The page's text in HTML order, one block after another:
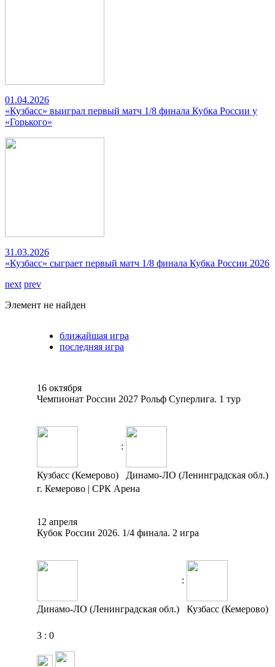
01.04.2026
«Кузбасс» выиграл первый матч 1/8 финала Кубка России у
«Горького»
31.03.2026
«Кузбасс» сыграет первый матч 1/8 финала Кубка России 2026
next prev
Элемент не найден
ближайшая игра
последняя игра
16 октября
Чемпионат России 2027 Рольф Суперлига. 1 тур
:
Кузбасс (Кемерово)
Динамо-ЛО (Ленинградская обл.)
г. Кемерово | СРК Арена
12 апреля
Кубок России 2026. 1/4 финала. 2 игра
:
Динамо-ЛО (Ленинградская обл.) Кузбасс (Кемерово)
3 : 0